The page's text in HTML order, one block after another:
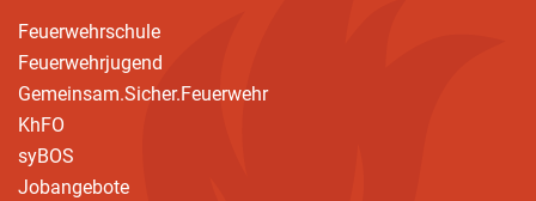
Feuerwehrschule
Feuerwehrjugend
Gemeinsam.Sicher.Feuerwehr
KhFO
syBOS
Jobangebote